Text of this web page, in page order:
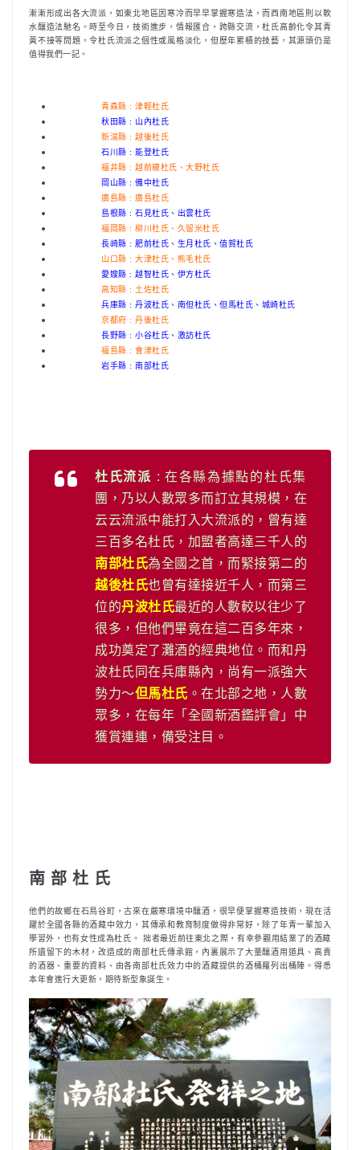
漸漸形成出各大流派，如東北地區因寒冷而早早掌握寒造法，而西南地區則以軟
水釀造法馳名。時至今日，技術進步，情報匯合，跨縣交流，杜氏高齡化令其青
黃不接等問題，令杜氏流派之個性或風格淡化，但歷年累積的技藝，其源頭仍是
值得我們一記。
青森縣 : 津輕杜氏
秋田縣 : 山內杜氏
新湍縣 : 越後杜氏
石川縣 : 能登杜氏
福井縣 : 越前糠杜氏、大野杜氏
岡山縣 : 備中杜氏
廣島縣 : 廣島杜氏
島根縣 : 石見杜氏、出雲杜氏
福岡縣 : 柳川杜氏、久留米杜氏
長崎縣 : 肥前杜氏、生月杜氏、值賀杜氏
山口縣 : 大津杜氏、熊毛杜氏
愛嫂縣 : 越智杜氏、伊方杜氏
高知縣 : 土佐杜氏
兵庫縣 : 丹波杜氏、南但杜氏、但馬杜氏、城崎杜氏
京都府 : 丹後杜氏
長野縣 : 小谷杜氏、激訪杜氏
福島縣 : 會津杜氏
岩手縣 : 南部杜氏
杜氏流派 : 在各縣為據點的杜氏集
團，乃以人數眾多而訂立其規模，在
云云流派中能打入大流派的，曾有達
三百多名杜氏，加盟者高達三千人的
南部杜氏為全國之首，而緊接第二的
越後杜氏也曾有達接近千人，而第三
位的丹波杜氏最近的人數較以往少了
很多，但他們畢竟在這二百多年來，
成功奠定了灘酒的經典地位。而和丹
波杜氏同在兵庫縣內，尚有一派強大
勢力～但馬杜氏 。在北部之地，人數
眾多，在每年「全國新酒鑑評會」中
獲賞連連，備受注目。
南 部 杜 氏
他們的故鄉在石鳥谷町，古來在嚴寒環境中釀酒，很早便掌握寒造技術，現在活
躍於全國各縣的酒藏中效力，其傳承和教育制度做得非常好，除了年青一輩加入
學習外，也有女性成為杜氏。 拙者最近前往東北之際，有幸參觀用結業了的酒藏
所遺留下的木材，改造成的南部杜氏傳承館，內裏展示了大量釀酒用道具、高貴
的酒器、重要的資料、由各南部杜氏效力中的酒藏提供的酒桶羅列出桶陣。得悉
本年會進行大更新，期待新型象誕生。